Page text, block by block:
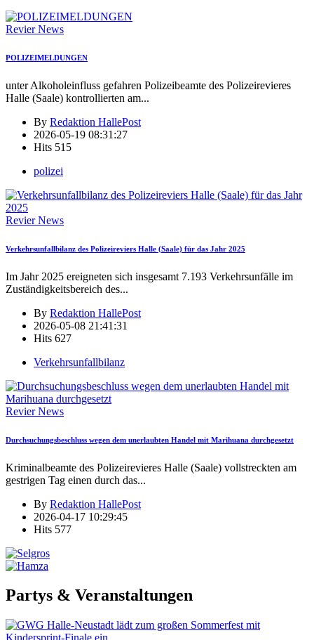
Revier News
POLIZEIMELDUNGEN
unter Alkoholeinfluss gefahren Polizeibeamte des Polizeirevieres
Halle (Saale) kontrollierten am...
By Redaktion HallePost
2026-05-19 08:31:27
Hits 515
polizei
Revier News
Verkehrsunfallbilanz des Polizeireviers Halle (Saale) für das Jahr 2025
Im Jahr 2025 ereigneten sich insgesamt 7.193 Verkehrsunfälle im
Zuständigkeitsbereich des...
By Redaktion HallePost
2026-05-08 21:41:31
Hits 627
Verkehrsunfallbilanz
Revier News
Durchsuchungsbeschluss wegen dem unerlaubten Handel mit Marihuana durchgesetzt
Kriminalbeamte des Polizeirevieres Halle (Saale) vollstreckten am
gestrigen Tag einen durch das...
By Redaktion HallePost
2026-04-17 10:29:45
Hits 577
Partys & Veranstaltungen